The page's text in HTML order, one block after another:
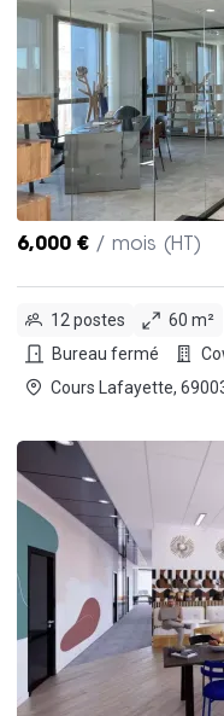
6,000 € / mois (HT)
12 postes
60 m²
Bureau fermé
Cours